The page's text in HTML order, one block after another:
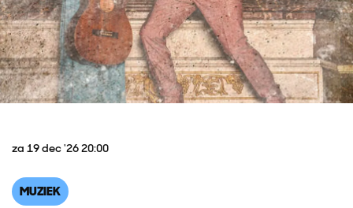
MUZIEK
za 19 dec '2620:00